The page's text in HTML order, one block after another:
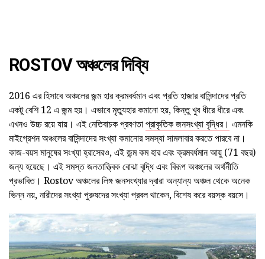
ROSTOV অঞ্চলের দিব্যি
2016 এর হিসাবে অঞ্চলের জন্ম হার ক্রমবর্ধমান এবং প্রতি হাজার বাসিন্দাদের প্রতি
একটু বেশি 12 এ জন্ম হয়। এভাবে মৃত্যুহার কমানো হয়, কিন্তু খুব ধীরে ধীরে এবং
এখনও উচ্চ রয়ে যায়। এই নেতিবাচক প্রবণতাপ্রাকৃতিক জনসংখ্যা বৃদ্ধির। এমনকি
মাইগ্রেশন অঞ্চলের বাসিন্দাদের সংখ্যা কমানোর সমস্যা সামলাবার করতে পারবে না।
কাজ-বয়স মানুষের সংখ্যা হ্রাসেরও, এই জন্ম কম হার এবং ক্রমবর্ধমান আয়ু (71 বছর)
জন্য হয়েছে। এই সমস্ত জনতাত্ত্বিক বোঝা বৃদ্ধি এবং বিরূপ অঞ্চলের অর্থনীতি
প্রভাবিত। Rostov অঞ্চলের লিঙ্গ জনসংখ্যার দ্বারা অন্যান্য অঞ্চল থেকে অনেক
ভিন্ন নয়, নারীদের সংখ্যা পুরুষদের সংখ্যা প্রবল থাকেন, বিশেষ করে বয়স্ক বয়সে।